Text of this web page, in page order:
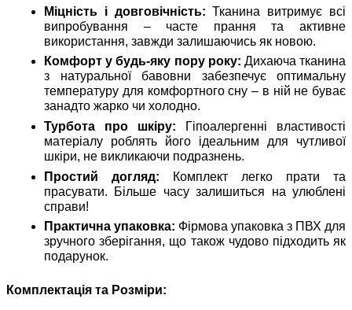
Міцність і довговічність: Тканина витримує всі
випробування – часте прання та активне
використання, завжди залишаючись як новою.
Комфорт у будь-яку пору року: Дихаюча тканина
з натуральної бавовни забезпечує оптимальну
температуру для комфортного сну – в ній не буває
занадто жарко чи холодно.
Турбота про шкіру: Гіпоалергенні властивості
матеріалу роблять його ідеальним для чутливої
шкіри, не викликаючи подразнень.
Простий догляд: Комплект легко прати та
прасувати. Більше часу залишиться на улюблені
справи!
Практична упаковка: Фірмова упаковка з ПВХ для
зручного зберігання, що також чудово підходить як
подарунок.
Комплектація та Розміри: